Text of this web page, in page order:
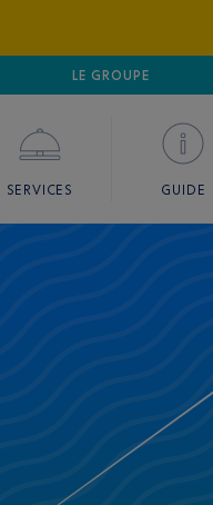
GOLFE DE SAINT-TROPEZ
LE GROUPE
SERVICES GUIDE